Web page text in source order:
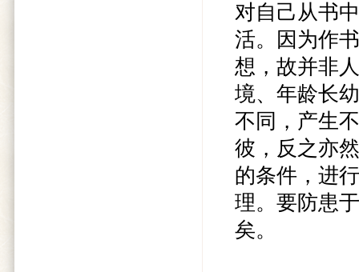
对自己从书
活。因为作
想，故并非
境、年龄长
不同，产生
彼，反之亦
的条件，进
理。要防患
矣。